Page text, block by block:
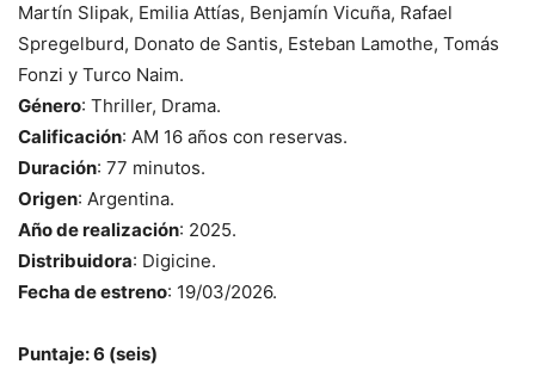
Martín Slipak, Emilia Attías, Benjamín Vicuña, Rafael
Spregelburd, Donato de Santis, Esteban Lamothe, Tomás
Fonzi y Turco Naim.
Género: Thriller, Drama.
Calificación: AM 16 años con reservas.
Duración: 77 minutos.
Origen: Argentina.
Año de realización: 2025.
Distribuidora: Digicine.
Fecha de estreno: 19/03/2026.
Puntaje: 6 (seis)